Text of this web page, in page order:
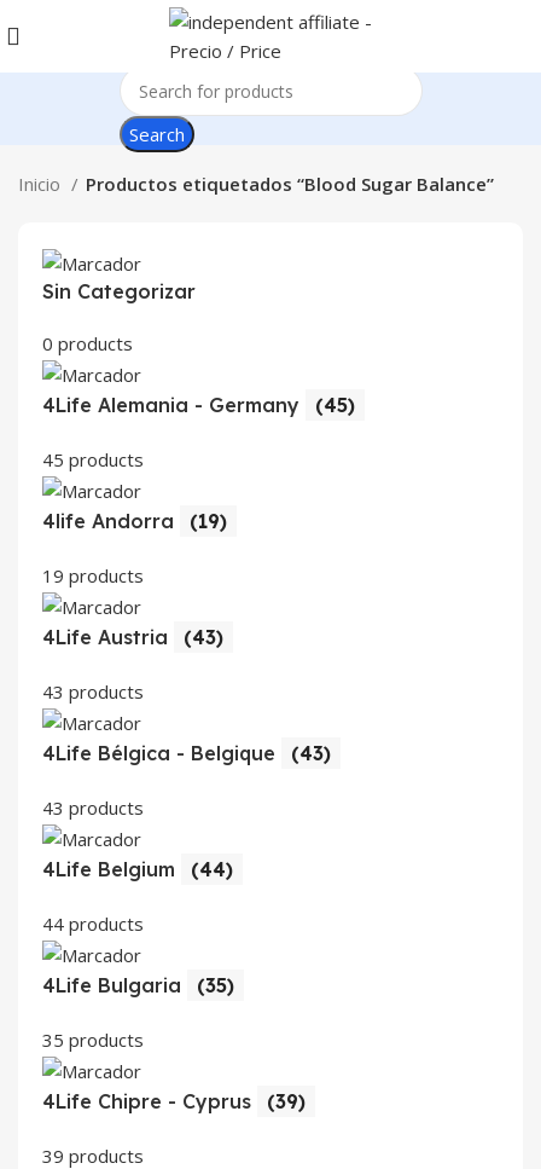
Search
Inicio Productos etiquetados “Blood Sugar Balance”
Sin Categorizar
0 products
4Life Alemania - Germany (45)
45 products
4life Andorra (19)
19 products
4Life Austria (43)
43 products
4Life Bélgica - Belgique (43)
43 products
4Life Belgium (44)
44 products
4Life Bulgaria (35)
35 products
4Life Chipre - Cyprus (39)
39 products